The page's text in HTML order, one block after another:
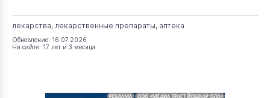
лекарства, лекарственные препараты, аптека
Обновление: 16.07.2026
На сайте: 17 лет и 3 месяца